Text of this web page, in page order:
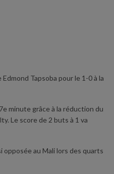
Tapsoba pour le 1-0 à la
minute grâce à la réduction du
Le score de 2 buts à 1 va
opposée au Mali lors des quarts